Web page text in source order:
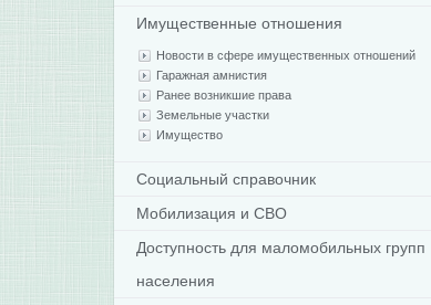
Имущественные отношения
Новости в сфере имущественных отношений
Гаражная амнистия
Ранее возникшие права
Земельные участки
Имущество
Социальный справочник
Мобилизация и СВО
Доступность для маломобильных групп
населения